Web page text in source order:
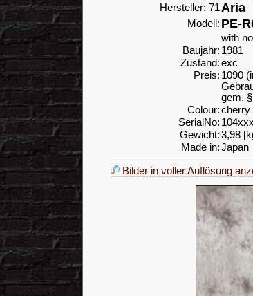
Hersteller: 71Aria
Modell: PE-
with
Baujahr: 1981
Zustand:exc
Preis: 1090
gem.
Colour:cherry
SerialNo: 104xxx
Gewicht:3,98
Made in:Japan
Bilder in voller Auflösung